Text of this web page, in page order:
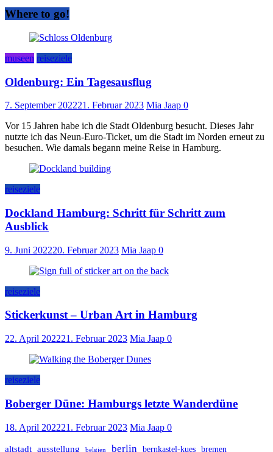
Where to go!
museen reiseziele
Oldenburg: Ein Tagesausflug
7. September 202221. Februar 2023 Mia Jaap 0
Vor 15 Jahren habe ich die Stadt Oldenburg besucht. Dieses Jahr
nutzte ich das Neun-Euro-Ticket, um die Stadt im Norden erneut zu
besuchen. Wie damals begann meine Reise in Hamburg.
reiseziele
Dockland Hamburg: Schritt für Schritt zum
Ausblick
9. Juni 202220. Februar 2023 Mia Jaap 0
reiseziele
Stickerkunst – Urban Art in Hamburg
22. April 202221. Februar 2023 Mia Jaap 0
reiseziele
Boberger Düne: Hamburgs letzte Wanderdüne
18. April 202221. Februar 2023 Mia Jaap 0
altstadt ausstellung belgien berlin bernkastel-kues bremen